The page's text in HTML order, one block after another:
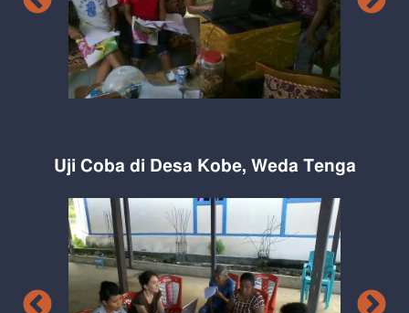
Uji Coba di Desa Kobe, Weda Tenga